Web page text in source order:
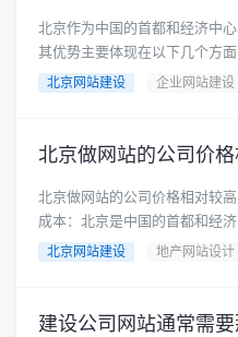
北京作为中国的首都和经济中
其优势主要体现在以下几个方
的设计师、开发人员和市场......
北京网站建设 企业网站建设
北京做网站的公司价格相对较
成本：北京是中国的首都和经
高，这也会体现在服务定价上
北京网站建设 地产网站设计
建设公司网站通常需要